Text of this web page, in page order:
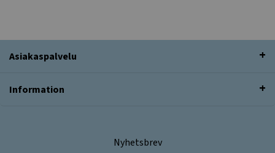
Asiakaspalvelu
Information
Nyhetsbrev